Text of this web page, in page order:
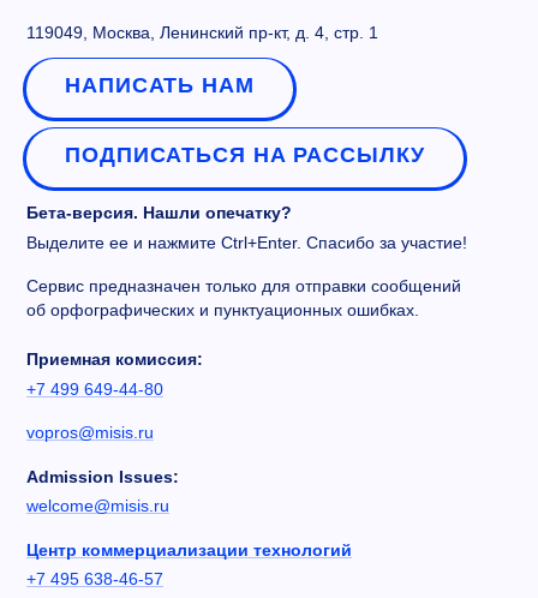
119049, Москва, Ленинский пр-кт, д. 4, стр. 1
НАПИСАТЬ НАМ
ПОДПИСАТЬСЯ НА РАССЫЛКУ
Бета-версия. Нашли опечатку?
Выделите ее и нажмите Ctrl+Enter. Спасибо за участие!
Сервис предназначен только для отправки сообщений
об орфографических и пунктуационных ошибках.
Приемная комиссия:
+7 499 649-44-80
vopros@misis.ru
Admission Issues:
welcome@misis.ru
Центр коммерциализации технологий
+7 495 638-46-57